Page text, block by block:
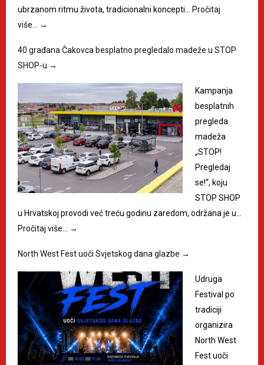
ubrzanom ritmu života, tradicionalni koncepti…
Pročitaj
više…
→
40 građana Čakovca besplatno pregledalo madeže u STOP
SHOP-u →
Kampanja
besplatnih
pregleda
madeža
„STOP!
Pregledaj
se!“, koju
STOP SHOP
u Hrvatskoj provodi već treću godinu zaredom, održana je u…
Pročitaj više…
→
North West Fest uoči Svjetskog dana glazbe →
Udruga
Festival po
tradiciji
organizira
North West
Fest uoči